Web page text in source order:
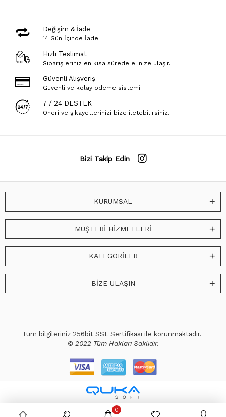
Değişim & İade
14 Gün İçinde İade
Hızlı Teslimat
Siparişleriniz en kısa sürede elinize ulaşır.
Güvenli Alışveriş
Güvenli ve kolay ödeme sistemi
7 / 24 DESTEK
Öneri ve şikayetlerinizi bize iletebilirsiniz.
Bizi Takip Edin
KURUMSAL
MÜŞTERİ HİZMETLERİ
KATEGORİLER
BİZE ULAŞIN
Tüm bilgileriniz 256bit SSL Sertifikası ile korunmaktadır.
© 2022 Tüm Hakları Saklıdır.
0